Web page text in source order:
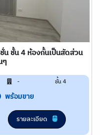
น ชั้น 4 ห้องกั้นเป็นสัดส่วน
ๆ
- ชั้น 4
พร้อมขาย
รายละเอียด